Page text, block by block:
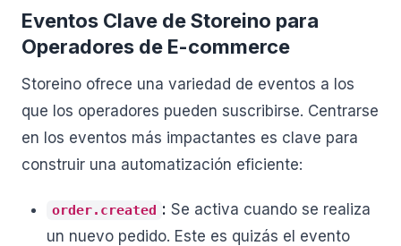
Eventos Clave de Storeino para
Operadores de E-commerce
Storeino ofrece una variedad de eventos a los
que los operadores pueden suscribirse. Centrarse
en los eventos más impactantes es clave para
construir una automatización eficiente:
order.created : Se activa cuando se realiza
un nuevo pedido. Este es quizás el evento